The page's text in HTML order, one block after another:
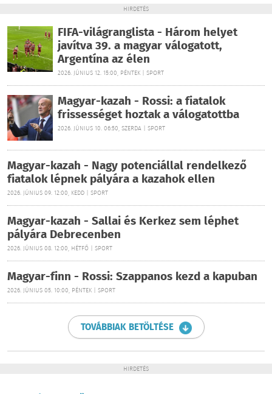
HIRDETÉS
FIFA-világranglista - Három helyet
javítva 39. a magyar válogatott,
Argentína az élen
2026. JÚNIUS 12. 15:00, PÉNTEK | SPORT
Magyar-kazah - Rossi: a fiatalok
frissességet hoztak a válogatottba
2026. JÚNIUS 10. 06:50, SZERDA | SPORT
Magyar-kazah - Nagy potenciállal rendelkező
fiatalok lépnek pályára a kazahok ellen
2026. JÚNIUS 09. 12:00, KEDD | SPORT
Magyar-kazah - Sallai és Kerkez sem léphet
pályára Debrecenben
2026. JÚNIUS 08. 12:00, HÉTFŐ | SPORT
Magyar-finn - Rossi: Szappanos kezd a kapuban
2026. JÚNIUS 05. 10:00, PÉNTEK | SPORT
TOVÁBBIAK BETÖLTÉSE
HIRDETÉS